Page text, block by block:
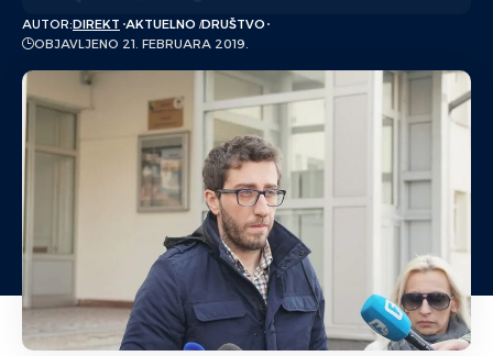
AUTOR:DIREKT AKTUELNO DRUŠTVO
OBJAVLJENO 21. FEBRUARA 2019.